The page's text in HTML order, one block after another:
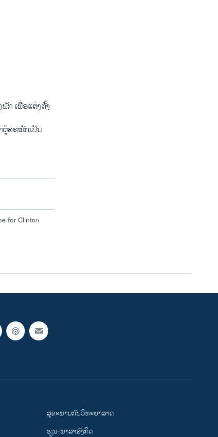
ກ ເພື່ອແຕ່ງຕັ້ງ
ຜູ້​ສະໝັກ​ເປັນ
for Clinton
ສຸຂະພາບກັບວິທະຍາສາດ
ຮຽນ-ພາສາອັງກິດ